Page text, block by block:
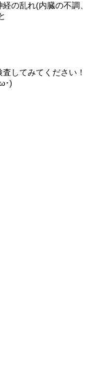
の乱れ(内臓の不調、
してみてください！
･)